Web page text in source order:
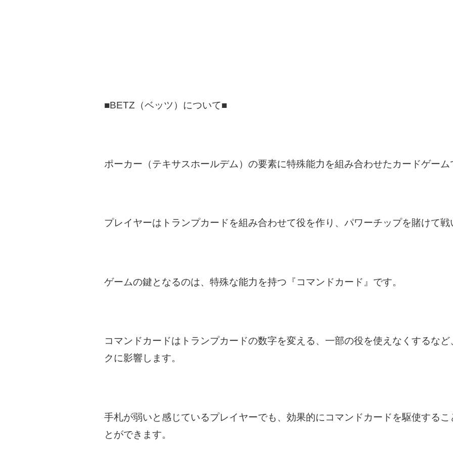
■BETZ（ベッツ）について■
ポーカー（テキサスホールデム）の要素に特殊能力を組み合わせたカードゲーム
プレイヤーはトランプカードを組み合わせて役を作り、パワーチップを賭けて戦
ゲームの鍵となるのは、特殊な能力を持つ『コマンドカード』です。
コマンドカードはトランプカードの数字を変える、一部の役を使えなくするな
クに影響します。
手札が弱いと感じているプレイヤーでも、効果的にコマンドカードを駆使する
とができます。